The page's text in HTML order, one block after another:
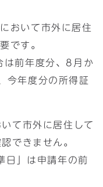
おいて市外に居住
です。
前年度分、8月か
今年度分の所得証
て市外に居住して
できません。
日」は申請年の前